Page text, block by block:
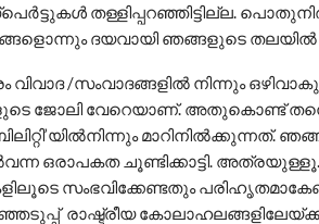
തള്ളിപ്പറഞ്ഞിട്ടില്ല.
ദയവായി ഞങ്ങളുടെ തലയില്‍
വിവാദ /സംവാദങ്ങളില്‍ നിന്നും
ജോലി വേറെയാണ്. അതുകൊണ്ട്
മാറിനില്‍ക്കുന്നത്.
ഒരാപകത ചൂണ്ടിക്കാട്ടി.
സംഭവിക്കേണ്ടതും
രാഷ്ട്രീയ